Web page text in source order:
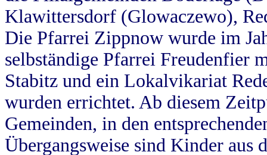
Klawittersdorf (Glowaczewo),
Die Pfarrei Zippnow wurde im
selbständige Pfarrei Freudenfier
Stabitz und ein Lokalvikariat
wurden errichtet. Ab diesem
Gemeinden, in den
Übergangsweise sind Kinder aus